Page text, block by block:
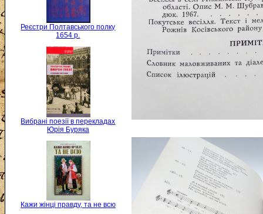
Реєстри Полтавського полку
1654 р.
Вибрані поезії в перекладах
Юрія Буряка
Кажи жінці правду, та не всю